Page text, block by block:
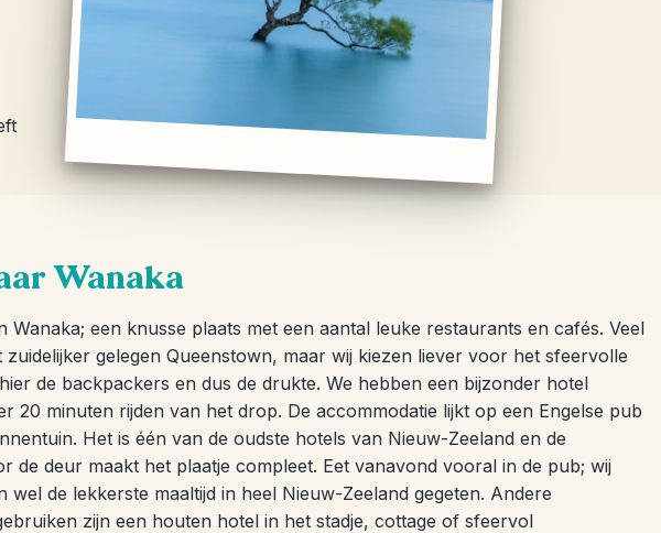
Wanaka
Wanaka; een knusse plaats met een aantal leuke restaurants en cafés. Veel
zuidelijker gelegen Queenstown, maar wij kiezen liever voor het sfeervolle
de backpackers en dus de drukte. We hebben een bijzonder hotel
20 minuten rijden van het drop. De accommodatie lijkt op een Engelse pub
Het is één van de oudste hotels van Nieuw-Zeeland en de
de deur maakt het plaatje compleet. Eet vanavond vooral in de pub; wij
wel de lekkerste maaltijd in heel Nieuw-Zeeland gegeten. Andere
zijn een houten hotel in het stadje, cottage of sfeervol